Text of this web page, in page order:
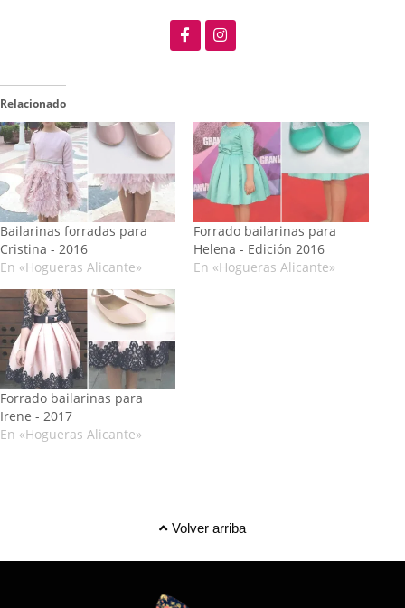
Relacionado
Bailarinas forradas para
Cristina - 2016
En «Hogueras Alicante»
Forrado bailarinas para
Helena - Edición 2016
En «Hogueras Alicante»
Forrado bailarinas para
Irene - 2017
En «Hogueras Alicante»
Volver arriba